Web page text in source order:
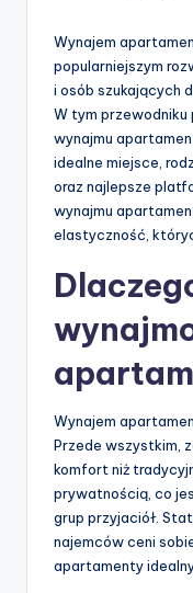
Wynajem
popularniejszym
i osób szukających
W tym
wynajmu
idealne miejsce,
oraz najlepsze
wynajmu
elastyczność,
Wynajem
Przede wszystkim,
komfort niż
prywatnością, co
grup przyjaciół.
najemców ceni
apartamenty